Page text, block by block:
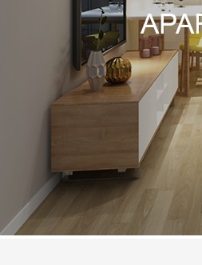
姓名
手机
公司
邮箱